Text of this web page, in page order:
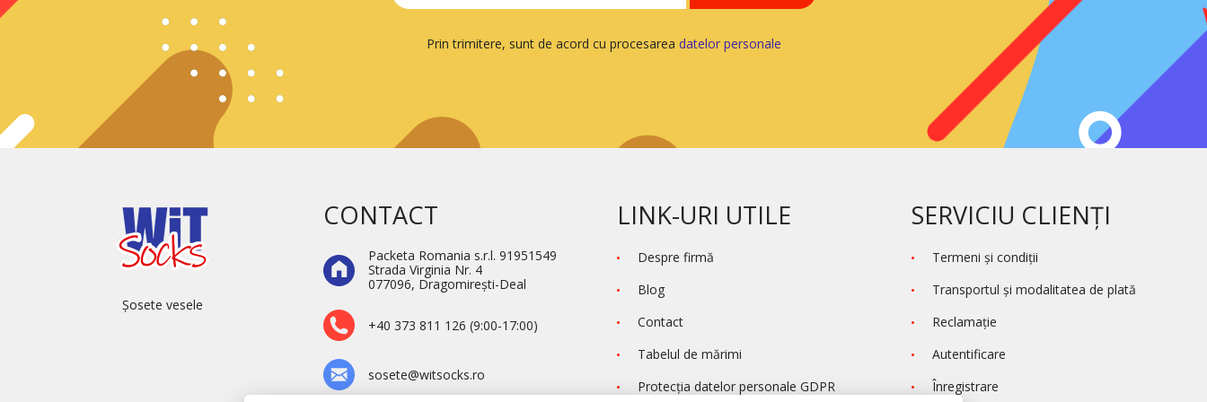
Prin trimitere, sunt de acord cu procesarea datelor personale
Șosete vesele
CONTACT
Packeta Romania s.r.l. 91951549
Strada Virginia Nr. 4
077096, Dragomirești-Deal
+40 373 811 126 (9:00-17:00)
sosete@witsocks.ro
LINK-URI UTILE
Despre firmă
Blog
Contact
Tabelul de mărimi
Protecţia datelor personale GDPR
SERVICIU CLIENȚI
Termeni şi condiţii
Transportul și modalitatea de plată
Reclamaţie
Autentificare
Înregistrare